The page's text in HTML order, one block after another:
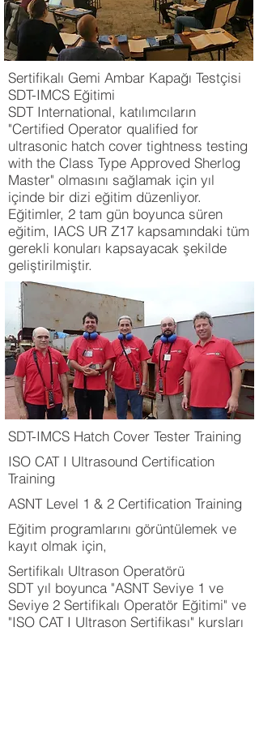
Sertifikalı Gemi Ambar Kapağı Testçisi
SDT-IMCS Eğitimi
SDT International, katılımcıların
"Certified Operator qualified for
ultrasonic hatch cover tightness testing
with the Class Type Approved Sherlog
Master" olmasını sağlamak için yıl
içinde bir dizi eğitim düzenliyor.
Eğitimler, 2 tam gün boyunca süren
eğitim, IACS UR Z17 kapsamındaki tüm
gerekli konuları kapsayacak şekilde
geliştirilmiştir.
SDT-IMCS Hatch Cover Tester Training
ISO CAT I Ultrasound Certification
Training
ASNT Level 1 & 2 Certification Training
Eğitim programlarını görüntülemek ve
kayıt olmak için,
Sertifikalı Ultrason Operatörü
SDT yıl boyunca "ASNT Seviye 1 ve
Seviye 2 Sertifikalı Operatör Eğitimi" ve
"ISO CAT I Ultrason Sertifikası" kursları